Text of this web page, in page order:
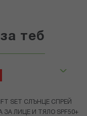
теб
SET СЛЪНЦЕ СПРЕЙ
ЗА ЛИЦЕ И ТЯЛО SPF50+